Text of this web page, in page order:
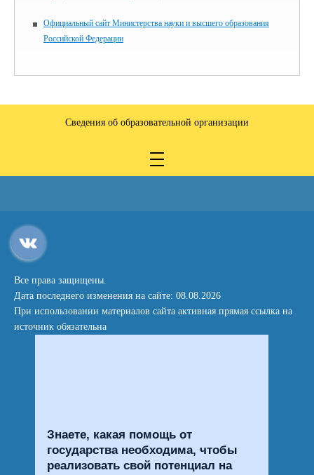
Официальный сайт Министерства науки и высшего образования
Российской Федерации
Сведения об образовательной организации
Все права защищены.
Дата последнего изменения на сайте: 08.08.2026
При использовании материалов сайта активная прямая ссылка на
источник обязательна
Знаете, какая помощь от
государства необходима, чтобы
реализовать свой потенциал на